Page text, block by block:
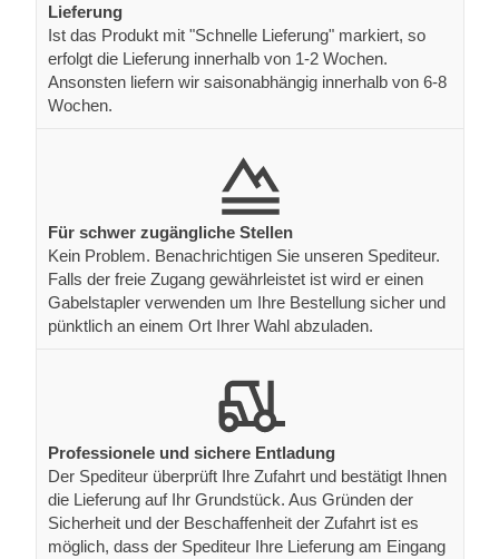
Lieferung
Ist das Produkt mit "Schnelle Lieferung" markiert, so
erfolgt die Lieferung innerhalb von 1-2 Wochen.
Ansonsten liefern wir saisonabhängig innerhalb von 6-8
Wochen.
Für schwer zugängliche Stellen
Kein Problem. Benachrichtigen Sie unseren Spediteur.
Falls der freie Zugang gewährleistet ist wird er einen
Gabelstapler verwenden um Ihre Bestellung sicher und
pünktlich an einem Ort Ihrer Wahl abzuladen.
Professionele und sichere Entladung
Der Spediteur überprüft Ihre Zufahrt und bestätigt Ihnen
die Lieferung auf Ihr Grundstück. Aus Gründen der
Sicherheit und der Beschaffenheit der Zufahrt ist es
möglich, dass der Spediteur Ihre Lieferung am Eingang